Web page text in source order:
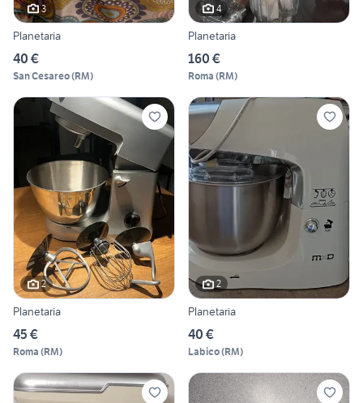
3
Planetaria
40 €
San Cesareo(RM)
4
Planetaria
160 €
Roma (RM)
2
Planetaria
45 €
Roma (RM)
2
Planetaria
40 €
Labico(RM)